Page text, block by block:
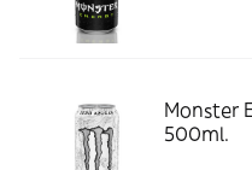
Monster
500ml.